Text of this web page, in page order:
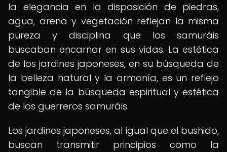
la elegancia en la disposición de piedras,
agua, arena y vegetación reflejan la misma
pureza y disciplina que los samuráis
buscaban encarnar en sus vidas. La estética
de los jardines japoneses, en su búsqueda de
la belleza natural y la armonía, es un reflejo
tangible de la búsqueda espiritual y estética
de los guerreros samuráis.
Los jardines japoneses, al igual que el bushido,
buscan transmitir principios como la